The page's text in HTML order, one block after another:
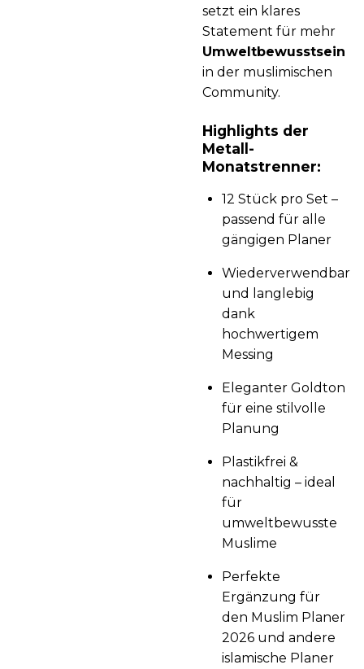
setzt ein klares
Statement für mehr
Umweltbewusstsein
in der muslimischen
Community.
Highlights der
Metall-
Monatstrenner:
12 Stück pro Set –
passend für alle
gängigen Planer
Wiederverwendbar
und langlebig
dank
hochwertigem
Messing
Eleganter Goldton
für eine stilvolle
Planung
Plastikfrei &
nachhaltig – ideal
für
umweltbewusste
Muslime
Perfekte
Ergänzung für
den Muslim Planer
2026 und andere
islamische Planer